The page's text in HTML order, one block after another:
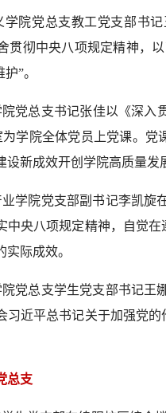
学院党总支教工党支部书
贯彻中央八项规定精神，
”。
党总支书记张佳以《深入
学院全体党员上党课。
设新成效开创学院高质量发
学院党支部副书记李凯旋
中央八项规定精神，自觉
际成效。
党总支学生党支部书记王
习近平总书记关于加强党
总支